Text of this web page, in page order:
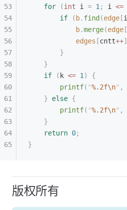
    for
(int i = 1 ; i <=
        if
( b. find (edge [i
            b
.merge(edge [
            edges
[cntt++]
        }
    }
    if
( k <= 1 )
{
        printf
( "%.2f\n" ,
    }
else {
        printf
( "%.2f\n" ,
    }
    return
0;
}
版权所有